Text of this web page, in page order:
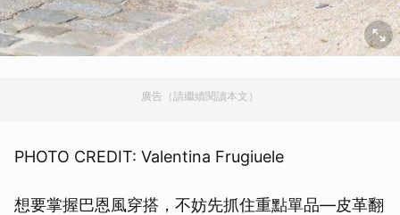
廣告（請繼續閱讀本文）
PHOTO CREDIT: Valentina Frugiuele
想要掌握巴恩風穿搭，不妨先抓住重點單品—皮革翻